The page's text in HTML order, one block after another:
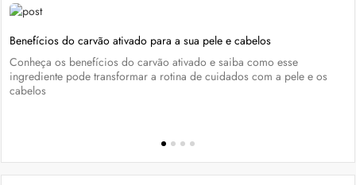
Benefícios do carvão ativado para a sua pele e cabelos
Conheça os benefícios do carvão ativado e saiba como esse
ingrediente pode transformar a rotina de cuidados com a pele e os
cabelos